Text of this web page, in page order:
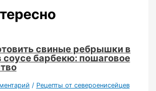
свиные ребрышки в
соусе барбекю: пошаговое
/ Рецепты от североенисейцев